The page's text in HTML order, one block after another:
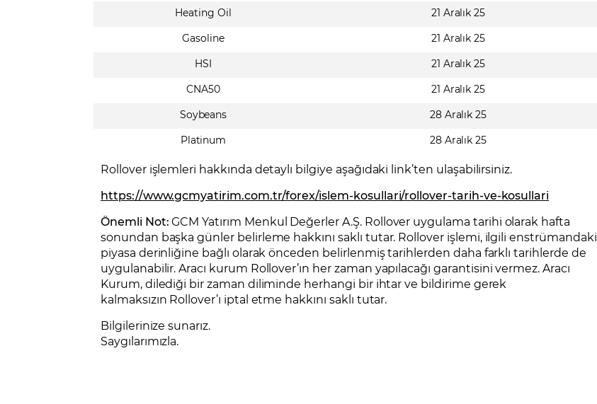
Heating Oil
21 Aralık 25
Gasoline
21 Aralık 25
HSI
21 Aralık 25
CNA50
21 Aralık 25
Soybeans
28 Aralık 25
Platinum
28 Aralık 25
Rollover işlemleri hakkında detaylı bilgiye aşağıdaki link’ten ulaşabilirsiniz.
https://www.gcmyatirim.com.tr/forex/islem-kosullari/rollover-tarih-ve-kosullari
Önemli Not:GCM Yatırım Menkul Değerler A.Ş. Rollover uygulama tarihi olarak hafta
sonundan başka günler belirleme hakkını saklı tutar. Rollover işlemi, ilgili enstrümandaki
piyasa derinliğine bağlı olarak önceden belirlenmiş tarihlerden daha farklı tarihlerde de
uygulanabilir. Aracı kurum Rollover’ın her zaman yapılacağı garantisini vermez. Aracı
Kurum, dilediği bir zaman diliminde herhangi bir ihtar ve bildirime gerek
kalmaksızın Rollover’ı iptal etme hakkını saklı tutar.
Bilgilerinize sunarız.
Saygılarımızla.